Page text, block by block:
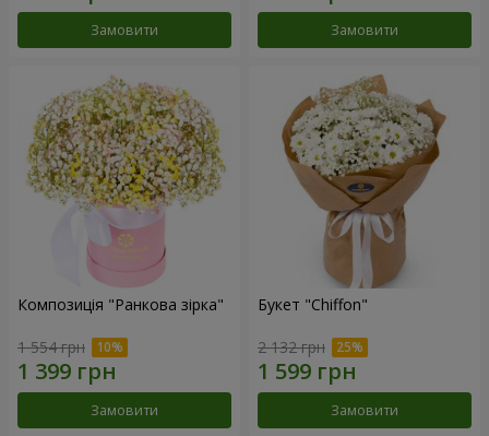
Замовити Замовити
Композиція "Ранкова зірка"
1 554 грн
Замовити
Букет "Chiffon"
2 132 грн
Замовити